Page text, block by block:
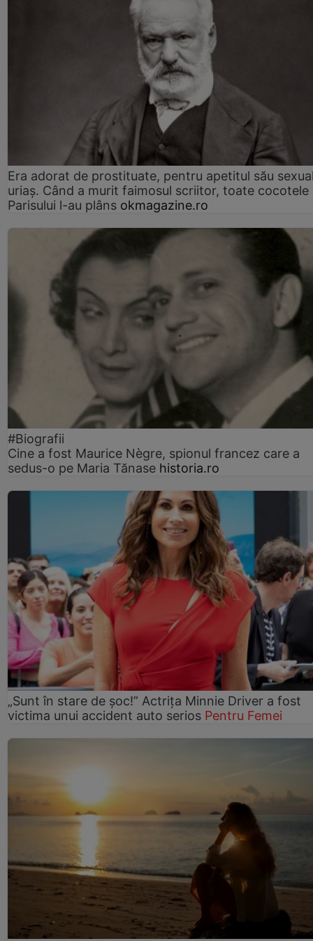
Era adorat de prostituate, pentru apetitul său
uriaș. Când a murit faimosul scriitor, toate cocotele
Parisului l-au plâns okmagazine.ro
#Biografii
Cine a fost Maurice Nègre, spionul francez care a
sedus-o pe Maria Tănase historia.ro
„Sunt în stare de șoc!” Actrița Minnie Driver a fost
victima unui accident auto serios Pentru Femei